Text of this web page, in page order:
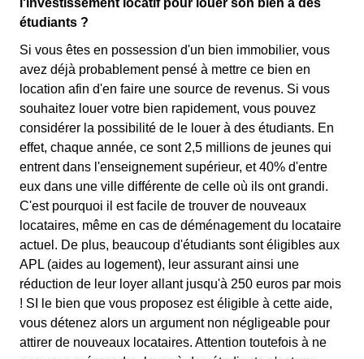
l'investissement locatif pour louer son bien à des
étudiants ?
Si vous êtes en possession d'un bien immobilier, vous
avez déjà probablement pensé à mettre ce bien en
location afin d'en faire une source de revenus. Si vous
souhaitez louer votre bien rapidement, vous pouvez
considérer la possibilité de le louer à des étudiants. En
effet, chaque année, ce sont 2,5 millions de jeunes qui
entrent dans l'enseignement supérieur, et 40% d'entre
eux dans une ville différente de celle où ils ont grandi.
C'est pourquoi il est facile de trouver de nouveaux
locataires, même en cas de déménagement du locataire
actuel. De plus, beaucoup d'étudiants sont éligibles aux
APL (aides au logement), leur assurant ainsi une
réduction de leur loyer allant jusqu'à 250 euros par mois
! SI le bien que vous proposez est éligible à cette aide,
vous détenez alors un argument non négligeable pour
attirer de nouveaux locataires. Attention toutefois à ne